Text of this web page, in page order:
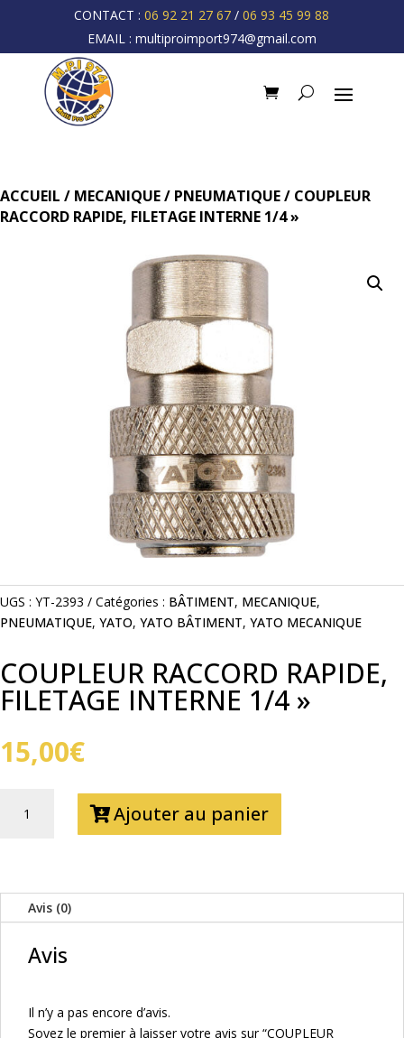
CONTACT :06 92 21 27 67 /06 93 45 99 88
EMAIL : multiproimport974@gmail.com
ACCUEIL / MECANIQUE/ PNEUMATIQUE/ COUPLEUR
RACCORD RAPIDE, FILETAGE INTERNE 1/4 »
UGS : YT-2393 Catégories : BÂTIMENT, MECANIQUE,
PNEUMATIQUE, YATO, YATO BÂTIMENT, YATO MECANIQUE
COUPLEUR RACCORD RAPIDE,
FILETAGE INTERNE 1/4 »
15,00€
FILETAGE
INTERNE
Ajouter au panier
Avis (0)
Avis
Il n’y a pas encore d’avis.
Soyez le premier à laisser votre avis sur “COUPLEUR